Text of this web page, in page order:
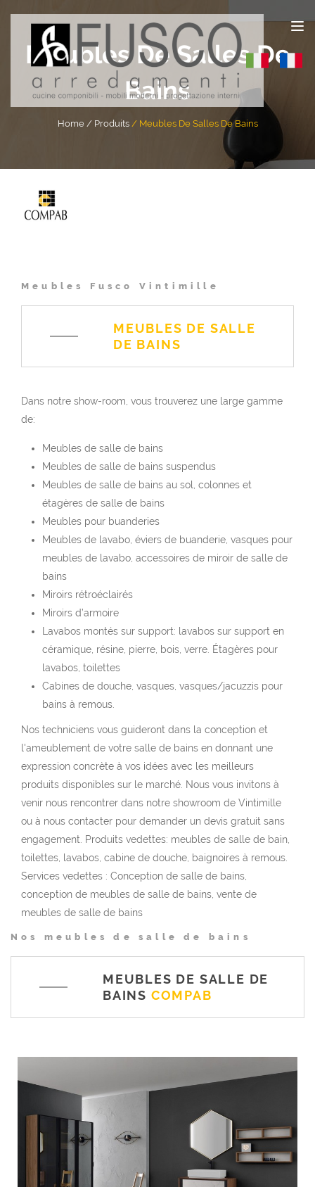
Meubles De Salles De
Bains
Home Produits Meubles De Salles De Bains
Meubles Fusco Vintimille
MEUBLES DE SALLE
DE BAINS
Dans notre show-room, vous trouverez une large gamme
de:
Meubles de salle de bains
Meubles de salle de bains suspendus
Meubles de salle de bains au sol, colonnes et
étagères de salle de bains
Meubles pour buanderies
Meubles de lavabo, éviers de buanderie, vasques pour
meubles de lavabo, accessoires de miroir de salle de
bains
Miroirs rétroéclairés
Miroirs d’armoire
Lavabos montés sur support: lavabos sur support en
céramique, résine, pierre, bois, verre. Étagères pour
lavabos, toilettes
Cabines de douche, vasques, vasques/jacuzzis pour
bains à remous.
Nos techniciens vous guideront dans la conception et
l'ameublement de votre salle de bains en donnant une
expression concrète à vos idées avec les meilleurs
produits disponibles sur le marché. Nous vous invitons à
venir nous rencontrer dans notre showroom de Vintimille
ou à nous contacter pour demander un devis gratuit sans
engagement. Produits vedettes: meubles de salle de bain,
toilettes, lavabos, cabine de douche, baignoires à remous.
Services vedettes : Conception de salle de bains,
conception de meubles de salle de bains, vente de
meubles de salle de bains
Nos meubles de salle de bains
MEUBLES DE SALLE DE
BAINS COMPAB